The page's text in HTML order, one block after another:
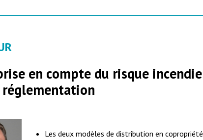
en compte du risque incendie
réglementation
Les deux modèles de distribution en copropriété